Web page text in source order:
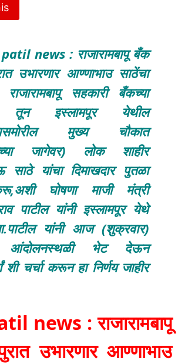
news : राजारामबापू बँक
उभारणार आण्णाभाउ साठेंचा
सहकारी बँकच्या
तून इस्लामपूर येथील
मुख्य चौकात
जागेवर) लोक शाहीर
साठे यांचा दिमाखदार पुतळा
घोषणा माजी मंत्री
पाटील यांनी इस्लामपूर येथे
यांनी आज (शुक्रवार)
आंदोलनस्थळी भेट देऊन
शी चर्चा करून हा निर्णय जाहीर
news : राजारामबापू
उभारणार आण्णाभाउ